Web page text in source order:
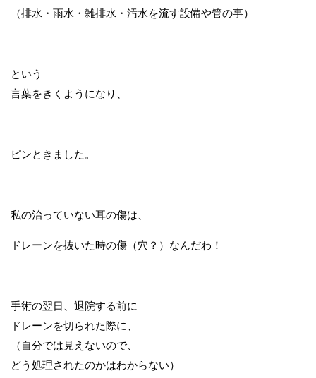
（排水・雨水・雑排水・汚水を流す設備や管の事）
という
言葉をきくようになり、
ピンときました。
私の治っていない耳の傷は、
ドレーンを抜いた時の傷（穴？）なんだわ！
手術の翌日、退院する前に
ドレーンを切られた際に、
（自分では見えないので、
どう処理されたのかはわからない）